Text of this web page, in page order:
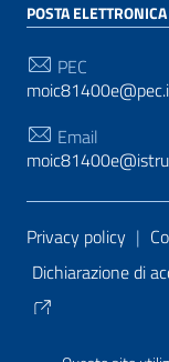
POSTA ELETTRONICA
PEC
Email
Sezione
Privacy policy |
Dichiarazione di